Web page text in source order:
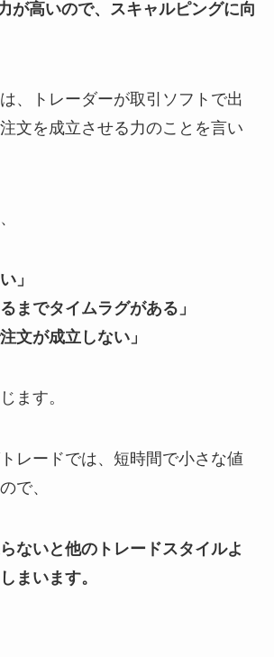
が高いので、スキャルピングに向
、トレーダーが取引ソフトで出
文を成立させる力のことを言い
」
までタイムラグがある」
文が成立しない」
ます。
レードでは、短時間で小さな値
で、
ないと他のトレードスタイルよ
まいます。